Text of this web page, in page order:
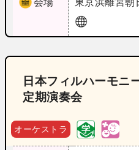
会場 東京浜離宮朝
日本フィルハーモニ
定期演奏会
オーケストラ